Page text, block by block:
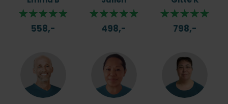
558,- 498,- 798,-